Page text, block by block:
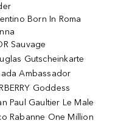
Born In Roma
Sauvage
Gutscheinkarte
Ambassador
Goddess
Paul Gaultier Le Male
Rabanne One Million